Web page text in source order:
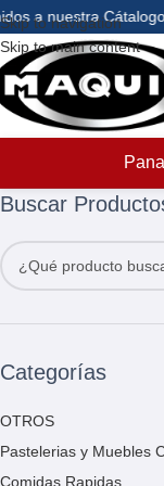
Skip to navigation
Skip to main content
a nuestra
Buscar
Categorías
OTROS
Pastelerias y Muebles
Comidas Rapidas